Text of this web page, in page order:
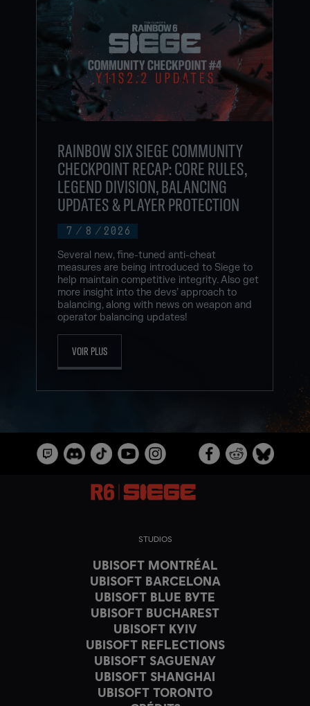
7 / 8 / 2026
RAINBOW SIX SIEGE COMMUNITY
CHECKPOINT RECAP: CORE RULES,
LEGEND DIVISION, BALANCING
UPDATES & PLAYER PROTECTION
Several new, fine-tuned anti-cheat
measures are being introduced to Siege to
help maintain competitive integrity. Also get
more insight into the devs’ approach to
balancing, along with news on weapon and
operator balancing updates!
VOIR PLUS
STUDIOS
UBISOFT MONTRÉAL
UBISOFT BARCELONA
UBISOFT BLUE BYTE
UBISOFT BUCHAREST
UBISOFT KYIV
UBISOFT REFLECTIONS
UBISOFT SAGUENAY
UBISOFT SHANGHAI
UBISOFT TORONTO